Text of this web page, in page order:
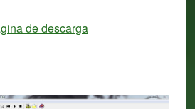
de descarga